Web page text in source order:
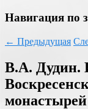
Навигация по
← Предыдущая
В.А. Дудин.
монастырей